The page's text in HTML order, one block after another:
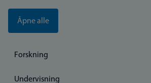
Åpne alle
Forskning
Undervisning